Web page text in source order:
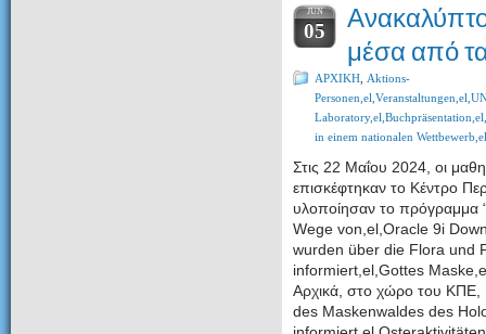
JUN
05
μέσα από
ΑΡΧΙΚΗ Aktions-
in einem nationalen Wettbewerb,el
Στις 22 Μαΐου 2024, οι
επισκέφτηκαν το Κέντρο
υλοποίησαν το
Wege von,el,Oracle 9i
wurden über die Flora und
informiert,el,Gottes
Αρχικά, στο χώρο του
des Maskenwaldes des